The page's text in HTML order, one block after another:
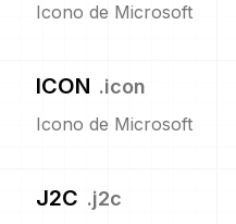
Icono de Microsoft
ICON .icon
Icono de Microsoft
J2C .j2c